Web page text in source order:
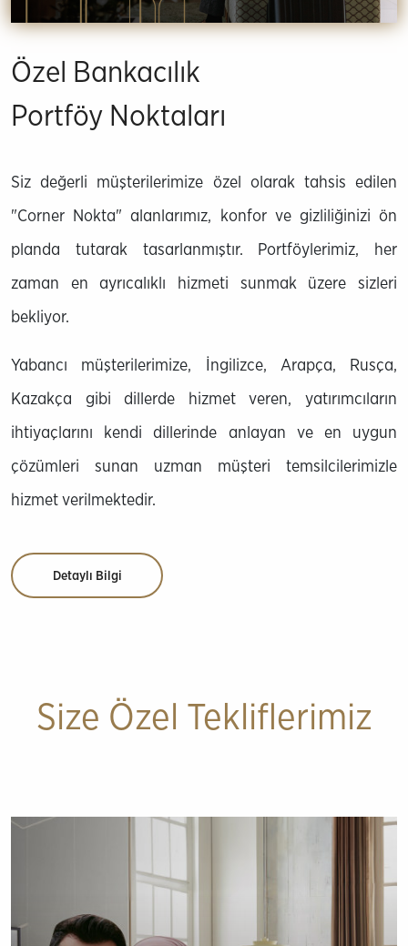
Özel Bankacılık
Portföy Noktaları
Siz değerli müşterilerimize özel olarak tahsis edilen
"Corner Nokta" alanlarımız, konfor ve gizliliğinizi ön
planda tutarak tasarlanmıştır. Portföylerimiz, her
zaman en ayrıcalıklı hizmeti sunmak üzere sizleri
bekliyor.
Yabancı müşterilerimize, İngilizce, Arapça, Rusça,
Kazakça gibi dillerde hizmet veren, yatırımcıların
ihtiyaçlarını kendi dillerinde anlayan ve en uygun
çözümleri sunan uzman müşteri temsilcilerimizle
hizmet verilmektedir.
Detaylı Bilgi
Size Özel Tekliflerimiz